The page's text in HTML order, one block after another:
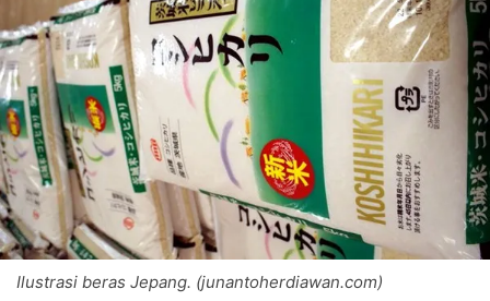
Ilustrasi beras Jepang. (junantoherdiawan.com)